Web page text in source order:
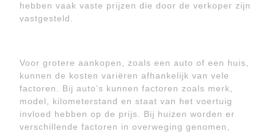
hebben vaak vaste prijzen die door de verkoper zijn
vastgesteld.
Voor grotere aankopen, zoals een auto of een huis,
kunnen de kosten variëren afhankelijk van vele
factoren. Bij auto’s kunnen factoren zoals merk,
model, kilometerstand en staat van het voertuig
invloed hebben op de prijs. Bij huizen worden er
verschillende factoren in overweging genomen,